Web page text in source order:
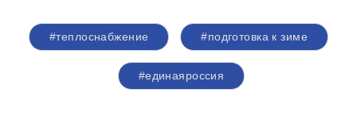
#теплоснабжение #подготовка к зиме
#единаяроссия